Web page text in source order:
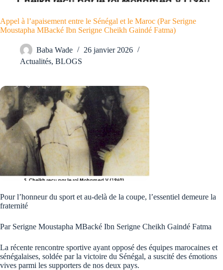
Appel à l’apaisement entre le Sénégal et le Maroc (Par Serigne
Moustapha MBacké Ibn Serigne Cheikh Gaindé Fatma)
Baba Wade
26 janvier 2026
Actualités, BLOGS
Pour l’honneur du sport et au-delà de la coupe, l’essentiel demeure la
fraternité
Par Serigne Moustapha MBacké Ibn Serigne Cheikh Gaindé Fatma
La récente rencontre sportive ayant opposé des équipes marocaines et
sénégalaises, soldée par la victoire du Sénégal, a suscité des émotions
vives parmi les supporters de nos deux pays.